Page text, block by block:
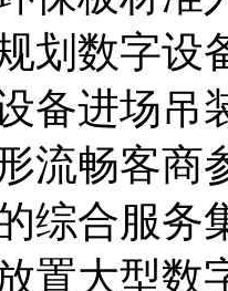
划数字设
备进场吊
流畅客商
综合服务
置大型数